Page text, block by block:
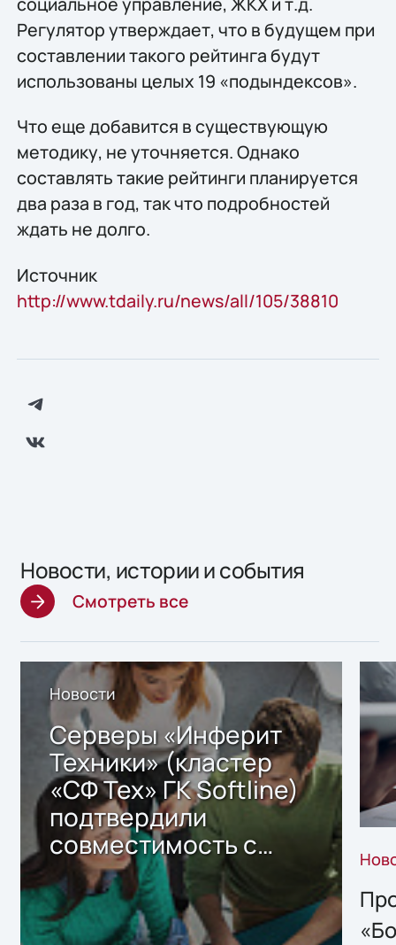
Регулятор утверждает, что в будущем при
составлении такого рейтинга будут
использованы целых 19 «подындексов».
Что еще добавится в существующую
методику, не уточняется. Однако
составлять такие рейтинги планируется
два раза в год, так что подробностей
ждать не долго.
Источник
http://www.tdaily.ru/news/all/105/38810
Новости, истории и события
Смотреть все
Новости
Серверы «Инферит
Техники» (кластер
«СФ Тех» ГК Softline)
подтвердили
совместимость с
решением Sharx
Storage 2.x для
хранения данных